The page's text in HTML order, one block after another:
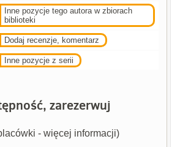
Inne pozycje tego autora w zbiorach
biblioteki
Dodaj recenzje, komentarz
Inne pozycje z serii
zarezerwuj
- więcej informacji)